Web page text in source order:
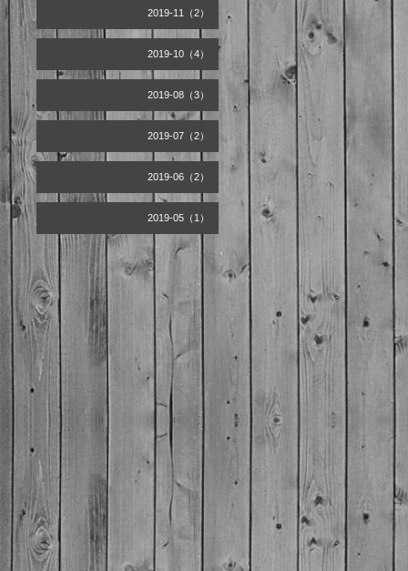
2019-11（2）
2019-10（4）
2019-08（3）
2019-07（2）
2019-06（2）
2019-05（1）